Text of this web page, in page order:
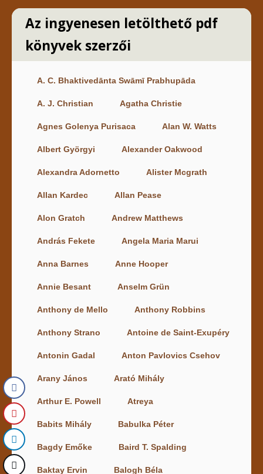
Az ingyenesen letölthető pdf
könyvek szerzői
A. C. Bhaktivedānta Swāmī Prabhupāda
A. J. Christian Agatha Christie
Agnes Golenya Purisaca Alan W. Watts
Albert Györgyi Alexander Oakwood
Alexandra Adornetto Alister Mcgrath
Allan Kardec Allan Pease
Alon Gratch Andrew Matthews
András Fekete Angela Maria Marui
Anna Barnes Anne Hooper
Annie Besant Anselm Grün
Anthony de Mello Anthony Robbins
Anthony Strano Antoine de Saint-Exupéry
Antonin Gadal Anton Pavlovics Csehov
Arany János Arató Mihály
Arthur E. Powell Atreya
Babits Mihály Babulka Péter
Bagdy Emőke Baird T. Spalding
Baktay Ervin Balogh Béla